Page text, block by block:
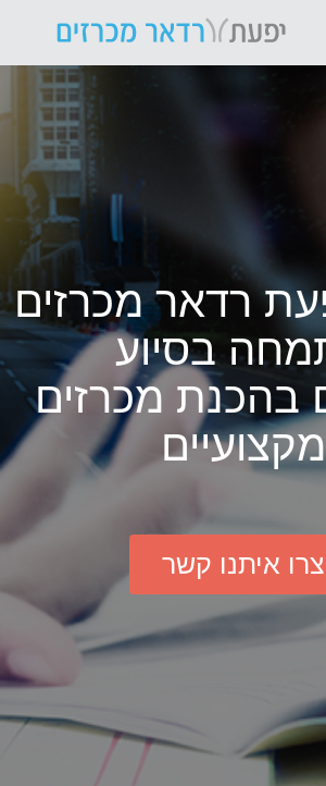
רדאר מכרזים
בסיוע
בהכנת מכרזים
מקצועיים
צרו איתנו קשר